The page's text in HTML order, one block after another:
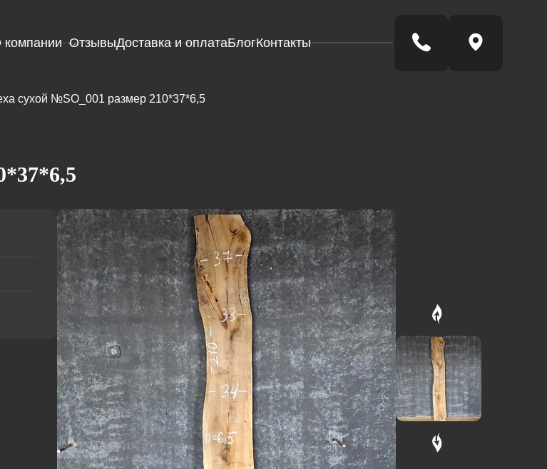
Плетение
(плетень)
Плетеный
забор из
лозы
(ивняка)
Плетеные
корзины
из лозы
Эрклез
Эрклез
(камень из
стекла)
зеленый.
Эрклез
(камень из
стекла)
прозрачный.
Эрклез
(камень из
стекла)
темно-
зеленый.
Готовые
изделия
Стол-
река
компании ОтзывыДоставка и оплатаБлогКонтакты
сухой №SO_001 размер 210*37*6,5